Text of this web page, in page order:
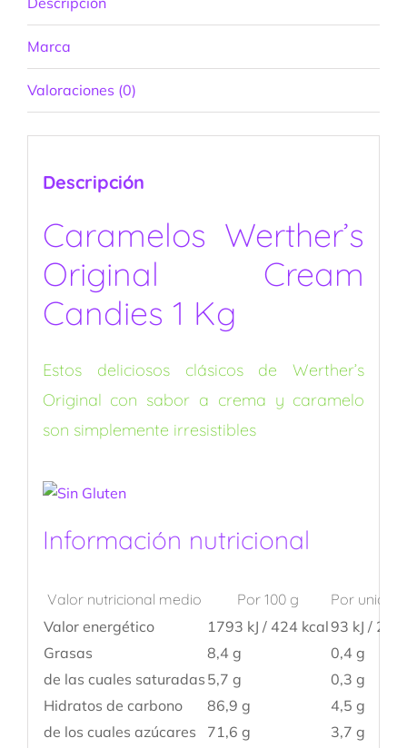
Marca
Valoraciones (0)
Descripción
Caramelos Werther’s
Original Cream
Candies 1 Kg
Estos deliciosos clásicos de Werther’s
Original con sabor a crema y caramelo
son simplemente irresistibles
Información nutricional
Valor nutricional medio Por 100 g
Por
Valor energético
1793 kJ / 424 kcal93 kJ / 22
Grasas
8,4 g
0,4 g
de las cuales saturadas 5,7 g
0,3 g
Hidratos de carbono
86,9 g
4,5 g
de los cuales azúcares
71,6 g
3,7 g